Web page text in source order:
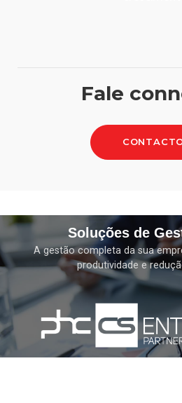
Fale
Soluções de
A gestão completa da sua
produtividade e